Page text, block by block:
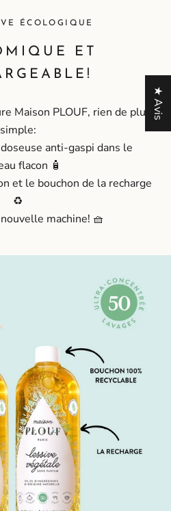
ÉCOLOGIQUE
ET
Maison PLOUF, rien de plus
simple:
anti-gaspi dans le
flacon 🧴
et le bouchon de la recharge
♻️
machine! 🧺
★ Avis